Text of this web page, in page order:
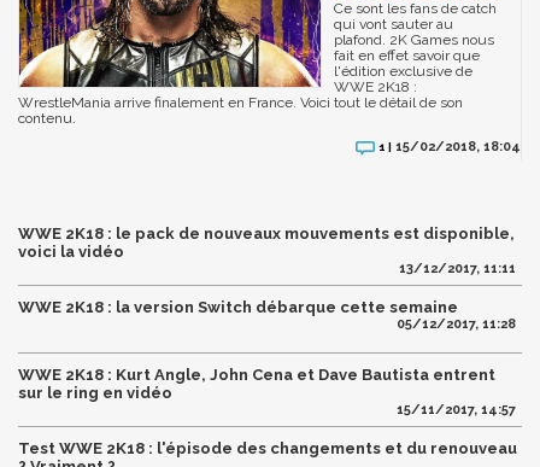
Ce sont les fans de catch
qui vont sauter au
plafond. 2K Games nous
fait en effet savoir que
l'édition exclusive de
WWE 2K18 :
WrestleMania arrive finalement en France. Voici tout le détail de son
contenu.
1 | 15/02/2018, 18:04
WWE 2K18 : le pack de nouveaux mouvements est disponible,
voici la vidéo
13/12/2017, 11:11
WWE 2K18 : la version Switch débarque cette semaine
05/12/2017, 11:28
WWE 2K18 : Kurt Angle, John Cena et Dave Bautista entrent
sur le ring en vidéo
15/11/2017, 14:57
Test WWE 2K18 : l'épisode des changements et du renouveau